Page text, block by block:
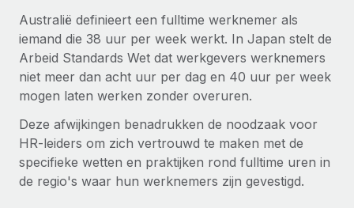
Meer informatie
Hoe Phiture 55 werknemers in 19 landen
beheert met Remote
Phiture, een toonaangevende leider in de wereldwijde
mobiele groeiadviessector, zet zich sinds 2016...
Meer informatie
Australië definieert een fulltime werknemer als
iemand die 38 uur per week werkt. In Japan stelt de
Arbeid Standards Wet dat werkgevers werknemers
niet meer dan acht uur per dag en 40 uur per week
mogen laten werken zonder overuren.
Deze afwijkingen benadrukken de noodzaak voor
HR-leiders om zich vertrouwd te maken met de
specifieke wetten en praktijken rond fulltime uren in
de regio's waar hun werknemers zijn gevestigd.